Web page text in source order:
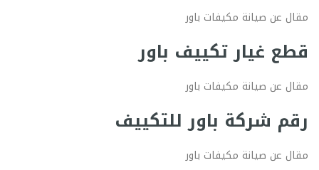
مقال عن صيانة مكيفات باور
قطع غيار تكييف باور
مقال عن صيانة مكيفات باور
رقم شركة باور للتكييف
مقال عن صيانة مكيفات باور